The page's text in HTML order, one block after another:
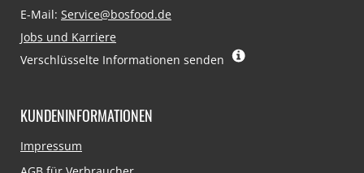
E-Mail: Service@bosfood.de
Jobs und Karriere
Verschlüsselte Informationen senden
KUNDENINFORMATIONEN
Navigation
Impressum